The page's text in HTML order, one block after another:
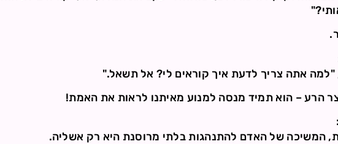
אתה צריך לדעת איך קוראים לי? אל תשאל."
הרע – הוא תמיד מנסה למנוע מאיתנו לראות את האמת!
המשיכה של האדם להתנהגות בלתי מרוסנת היא רק אשליה.